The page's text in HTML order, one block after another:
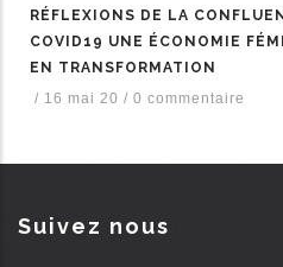
RÉFLEXIONS DE LA
COVID19 UNE ÉCONOMIE
EN TRANSFORMATION
/ 16 mai 20 / 0 commentaire
Suivez nous